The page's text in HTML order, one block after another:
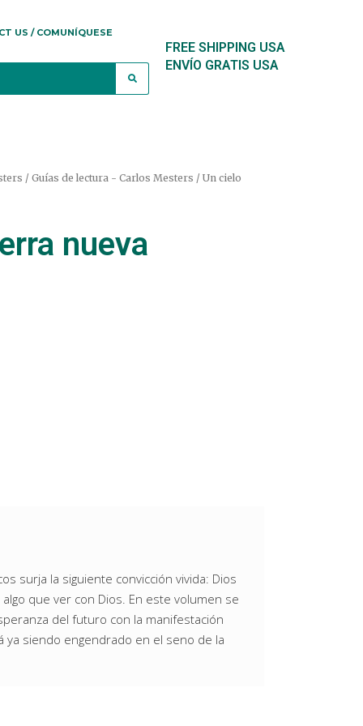
US / COMUNÍQUESE
FREE SHIPPING USA
ENVÍO GRATIS USA
/ Guías de lectura - Carlos Mesters / Un cielo
nueva
surja la siguiente convicción vivida: Dios
que ver con Dios. En este volumen se
del futuro con la manifestación
ya siendo engendrado en el seno de la